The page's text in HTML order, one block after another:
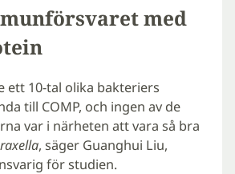
med
ett 10-tal olika bakteriers
till COMP, och ingen av de
var i närheten att vara så bra
, säger Guanghui Liu,
för studien.